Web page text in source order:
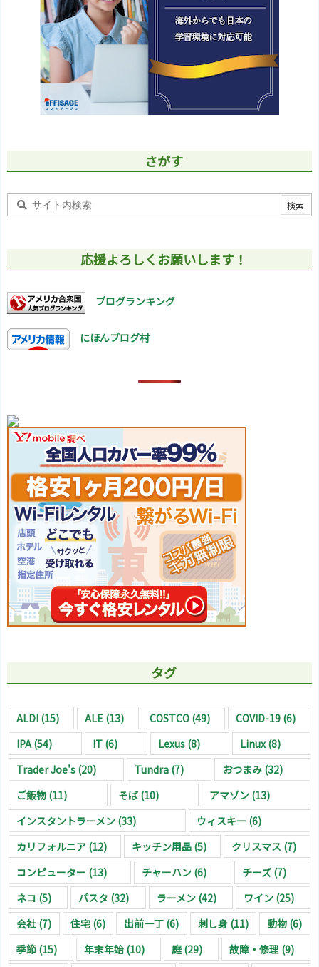
さがす
応援よろしくお願いします！
ブログランキング
にほんブログ村
タグ
ALDI (15) ALE (13) COSTCO (49) COVID-19 (6)
IPA(54) IT(6) Lexus(8) Linux(8)
Trader Joe's (20) Tundra (7) おつまみ (32)
ご飯物 (11) そば(10) アマゾン (13)
インスタントラーメン (33) ウィスキー (6)
カリフォルニア (12) キッチン用品 (5) クリスマス (7)
コンピューター (13) チャーハン (6) チーズ(7)
ネコ (5) パスタ (32) ラーメン(42) ワイン(25)
会社 (7) 住宅(6) 出前一丁 (6) 刺し身(11) 動物 (6)
季節 (15) 年末年始 (10) 庭(29) 故障・修理 (9)